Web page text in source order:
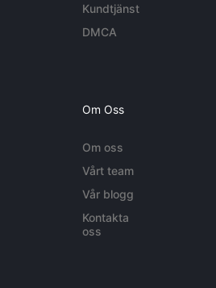
Kundtjänst
DMCA
Om Oss
Om oss
Vårt team
Vår blogg
Kontakta
oss